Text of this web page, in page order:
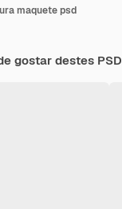
maquete psd
gostar destes PSD